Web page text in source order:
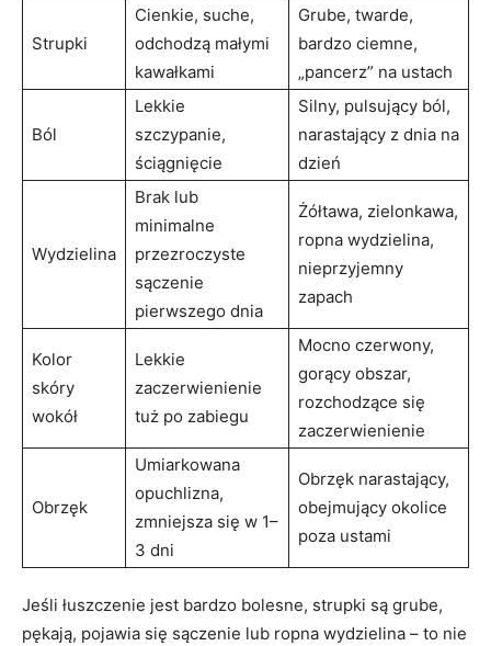
Strupki
Cienkie, suche,
odchodzą małymi
kawałkami
Grube, twarde,
bardzo ciemne,
„pancerz” na ustach
Ból
Lekkie
szczypanie,
ściągnięcie
Silny, pulsujący ból,
narastający z dnia na
dzień
Wydzielina
Brak lub
minimalne
przezroczyste
sączenie
pierwszego dnia
Żółtawa, zielonkawa,
ropna wydzielina,
nieprzyjemny
zapach
Kolor
skóry
wokół
Lekkie
zaczerwienienie
tuż po zabiegu
Mocno czerwony,
gorący obszar,
rozchodzące się
zaczerwienienie
Obrzęk
Umiarkowana
opuchlizna,
zmniejsza się w 1–
3 dni
Obrzęk narastający,
obejmujący okolice
poza ustami
Jeśli łuszczenie jest bardzo bolesne, strupki są grube,
pękają, pojawia się sączenie lub ropna wydzielina – to nie